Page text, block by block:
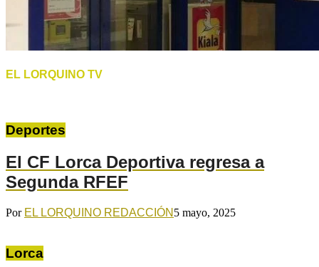
EL LORQUINO TV
Deportes
El CF Lorca Deportiva regresa a
Segunda RFEF
Por EL LORQUINO REDACCIÓN 5 mayo, 2025
Lorca